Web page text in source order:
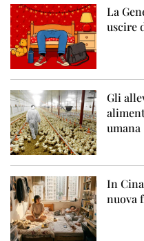
La
uscire
Gli
umana
In
nuova